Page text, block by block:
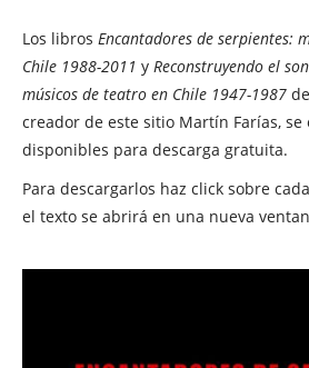
Los libros Encantadores de serpientes:
Chile 1988-2011 y Reconstruyendo el
músicos de teatro en Chile 1947-1987
creador de este sitio Martín Farías, se
disponibles para descarga gratuita.
Para descargarlos haz click sobre
el texto se abrirá en una nueva